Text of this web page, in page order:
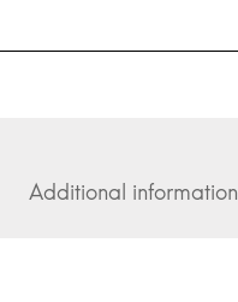
Additional information